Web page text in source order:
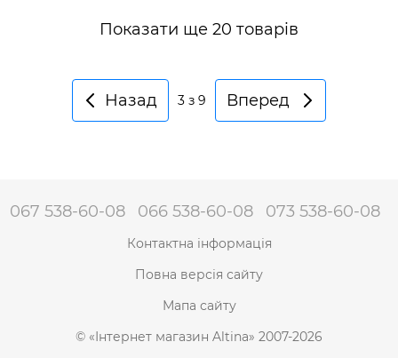
Показати ще 20 товарів
Назад 3 з 9 Вперед
067 538-60-08 066 538-60-08 073 538-60-08
Контактна інформація
Повна версія сайту
Мапа сайту
© «Інтернет магазин Altina» 2007-2026